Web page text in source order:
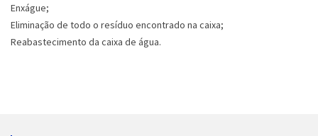
Enxágue;
Eliminação de todo o resíduo encontrado na caixa;
Reabastecimento da caixa de água.